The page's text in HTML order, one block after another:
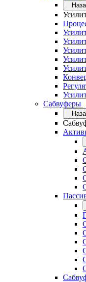
Сабвуферы